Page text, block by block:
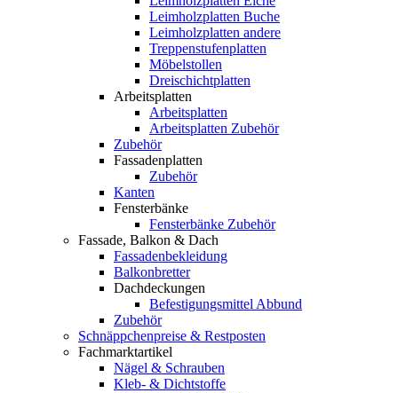
Leimholzplatten Buche
Leimholzplatten andere
Treppenstufenplatten
Möbelstollen
Dreischichtplatten
Arbeitsplatten
Arbeitsplatten
Arbeitsplatten Zubehör
Zubehör
Fassadenplatten
Zubehör
Kanten
Fensterbänke
Fensterbänke Zubehör
Fassade, Balkon & Dach
Fassadenbekleidung
Balkonbretter
Dachdeckungen
Befestigungsmittel Abbund
Zubehör
Schnäppchenpreise & Restposten
Fachmarktartikel
Nägel & Schrauben
Kleb- & Dichtstoffe